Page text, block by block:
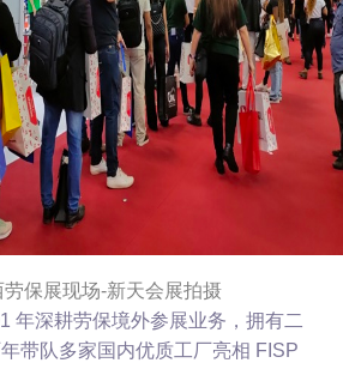
劳保展现场-新天会展拍摄
年深耕劳保境外参展业务，拥有二
带队多家国内优质工厂亮相 FISP